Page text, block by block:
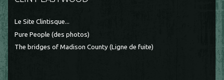
Le Site Clintisque...
Pure People (des photos)
The bridges of Madison County (Ligne de fuite)